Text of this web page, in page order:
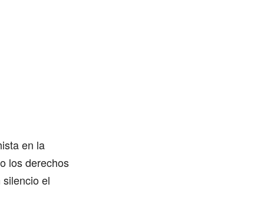
en la
los derechos
el